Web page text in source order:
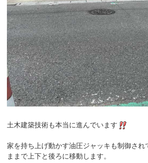
土木建築技術も本当に進んでいます
家を持ち上げ動かす油圧ジャッキも制御され
ままで上下と後ろに移動します。